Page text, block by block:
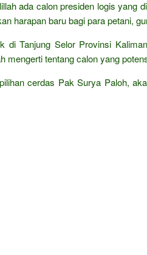
ada calon presiden logis yang
harapan baru bagi para petani,
di Tanjung Selor Provinsi
mengerti tentang calon yang
cerdas Pak Surya Paloh,